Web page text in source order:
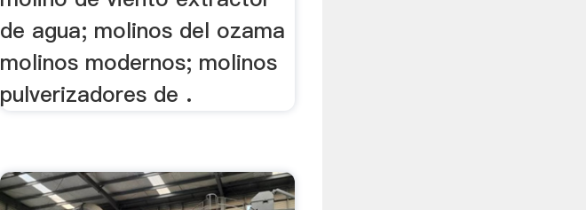
de agua; molinos del ozama
molinos modernos; molinos
pulverizadores de .